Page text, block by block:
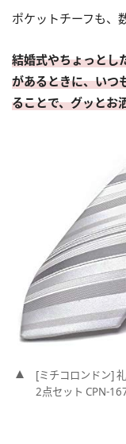
ポケットチーフも、
結婚式やちょっとし
があるときに、いつ
ることで、グッとお
[ミチコロンドン]
2点セット CPN-